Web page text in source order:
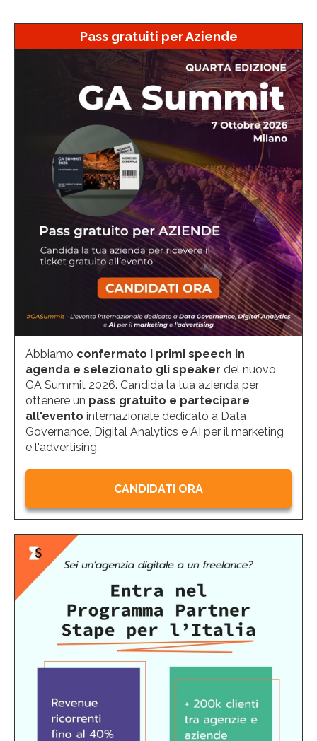
Pass gratuiti per Aziende
Abbiamo confermato i primi speech in
agenda e selezionato gli speaker del nuovo
GA Summit 2026. Candida la tua azienda per
ottenere un pass gratuito e partecipare
all'evento internazionale dedicato a Data
Governance, Digital Analytics e AI per il marketing
e l'advertising.
CANDIDATI ORA